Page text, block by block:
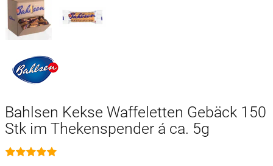
Bahlsen Kekse Waffeletten Gebäck 150
Stk im Thekenspender á ca. 5g